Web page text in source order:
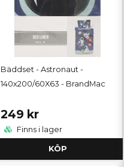
Bäddset - Astronaut -
140x200/60X63 - BrandMac
249 kr
Finns i lager
KÖP